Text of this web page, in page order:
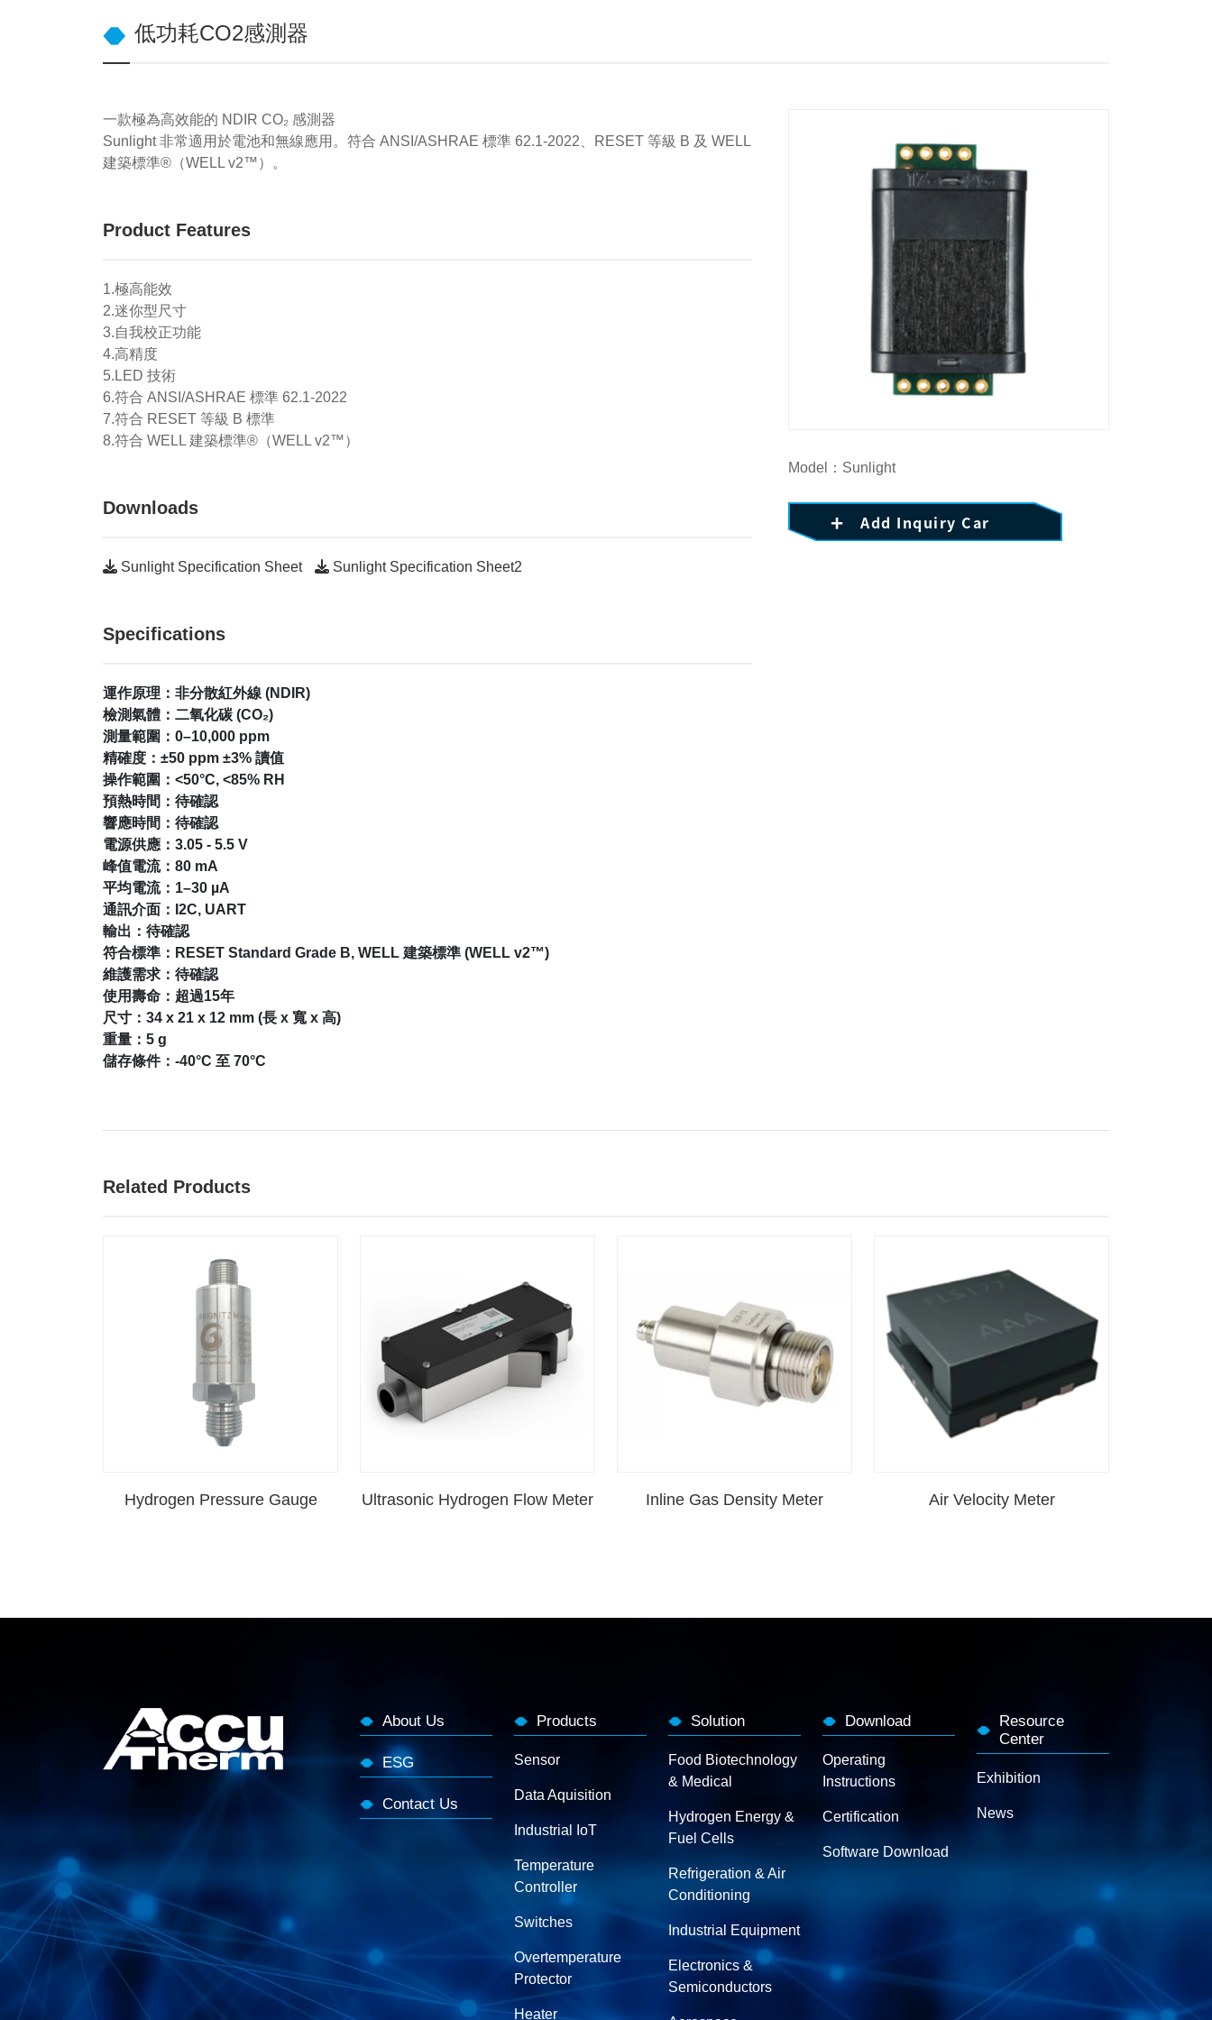
低功耗CO2感測器
一款極為高效能的 NDIR CO₂ 感測器
Sunlight 非常適用於電池和無線應用。符合 ANSI/ASHRAE 標準 62.1-2022、RESET 等級 B 及 WELL
建築標準®（WELL v2™）。
Product Features
1.極高能效
2.迷你型尺寸
3.自我校正功能
4.高精度
5.LED 技術
6.符合 ANSI/ASHRAE 標準 62.1-2022
7.符合 RESET 等級 B 標準
8.符合 WELL 建築標準®（WELL v2™）
Downloads
Sunlight Specification Sheet Sunlight Specification Sheet2
Specifications
運作原理：非分散紅外線 (NDIR)
檢測氣體：二氧化碳 (CO₂)
測量範圍：0–10,000 ppm
精確度：±50 ppm ±3% 讀值
操作範圍：<50°C, <85% RH
預熱時間：待確認
響應時間：待確認
電源供應：3.05 - 5.5 V
峰值電流：80 mA
平均電流：1–30 µA
通訊介面：I2C, UART
輸出：待確認
符合標準：RESET Standard Grade B, WELL 建築標準 (WELL v2™)
維護需求：待確認
使用壽命：超過15年
尺寸：34 x 21 x 12 mm (長 x 寬 x 高)
重量：5 g
儲存條件：-40°C 至 70°C
Model：Sunlight
Add Inquiry Car
Related Products
Hydrogen Pressure Gauge Ultrasonic Hydrogen Flow Meter Inline Gas Density Meter Air Velocity Meter
About Us
ESG
Contact Us
Products
Sensor
Data Aquisition
Industrial IoT
Temperature
Controller
Switches
Overtemperature
Protector
Heater
Solution
Food Biotechnology
& Medical
Hydrogen Energy &
Fuel Cells
Refrigeration & Air
Conditioning
Industrial Equipment
Electronics &
Semiconductors
Download
Operating
Instructions
Certification
Software Download
Resource
Center
Exhibition
News